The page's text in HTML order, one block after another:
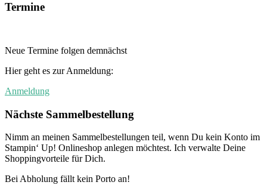
Termine
Neue Termine folgen demnächst
Hier geht es zur Anmeldung:
Anmeldung
Nächste Sammelbestellung
Nimm an meinen Sammelbestellungen teil, wenn Du kein Konto im
Stampin‘ Up! Onlineshop anlegen möchtest. Ich verwalte Deine
Shoppingvorteile für Dich.
Bei Abholung fällt kein Porto an!